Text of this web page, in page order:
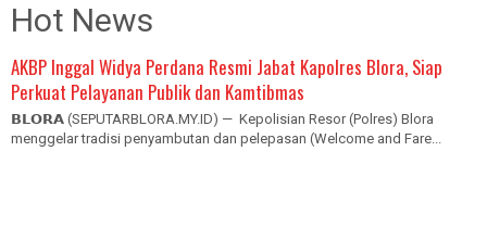
Hot News
AKBP Inggal Widya Perdana Resmi Jabat Kapolres Blora, Siap
Perkuat Pelayanan Publik dan Kamtibmas
𝗕𝗟𝗢𝗥𝗔 (SEPUTARBLORA.MY.ID) — Kepolisian Resor (Polres) Blora
menggelar tradisi penyambutan dan pelepasan (Welcome and Fare...